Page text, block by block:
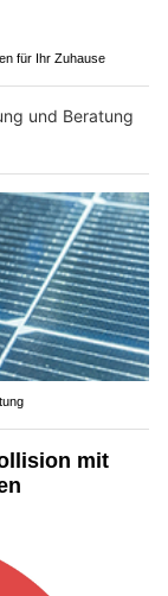
für Ihr Zuhause
mit